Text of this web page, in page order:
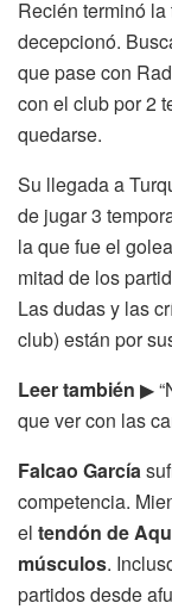
Recién terminó
decepcionó.
que pase con
con el club por 2
quedarse.
Su llegada a
de jugar 3
la que fue el
mitad de los
Las dudas y las
club) están por
Leer también ▶
que ver con las
Falcao García
competencia.
el tendón de
músculos.
partidos desde